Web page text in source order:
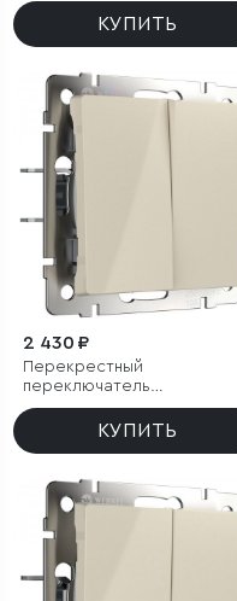
КУПИТЬ
2 430 ₽
Перекрестный
переключатель
двухклавишный (слоновая
КУПИТЬ